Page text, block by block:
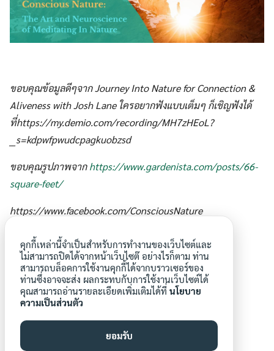
ขอบคุณข้อมูลดีๆจาก Journey​ Into Nature for ​​​​​​​​​​​​​​​​​​​​Connection &
Aliveness with Josh Lane ใครอยากฟังแบบเต็มๆ ก็เชิญฟังได้
ที่https://my.demio.com/recording/MH7zHEoL?
__s=kdpwfpwudcpagkuobzsd
ขอบคุณรูปภาพจากhttps://www.gardenista.com/posts/66-
square-feet/
https://www.facebook.com/ConsciousNature
เชื่อมโยงกับธรรมชาติ
ธรรมชาติบำบัด
รับมือกับความเครียด
คุกกี้เหล่านี้จำเป็นสำหรับการทำงานของเว็บไซต์และ
ไม่สามารถปิดได้จากหน้าเว็บไซต๊ อย่างไรก็ตาม ท่าน
สามารถบล็อคการใช้งานคุกกี้ได้จากบราวเซอร์ของ
ท่านซึ่งอาจจะส่ง ผลกระทบกับการใช้งานเว็บไซต์ได้
คุณสามารถอ่านรายละเอียดเพิ่มเติมได้ที่ นโยบาย
ความเป็นส่วนตัว
ยอมรับ